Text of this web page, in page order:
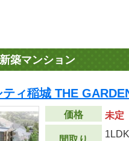
築マンション
ティ稲城 THE
価格 未定